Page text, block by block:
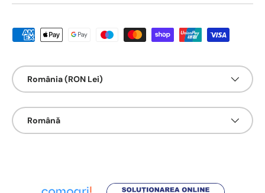
Metode de platā acceptate
Țarǎ/Regiune
România (RON Lei)
Limbā
Română